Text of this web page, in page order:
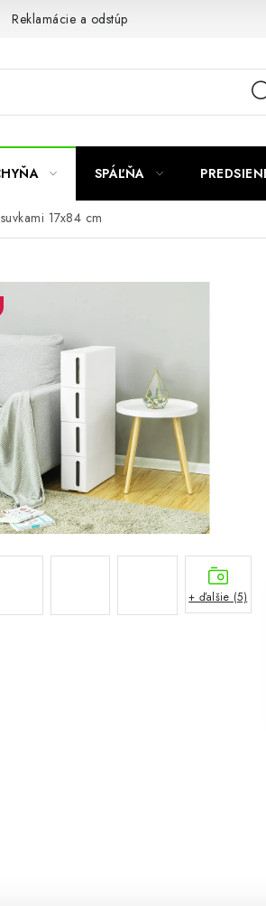
Reklamácie a odstúpenie od zmluvy
SPÁĽŇA
17x84 cm
+ ďalšie (5)